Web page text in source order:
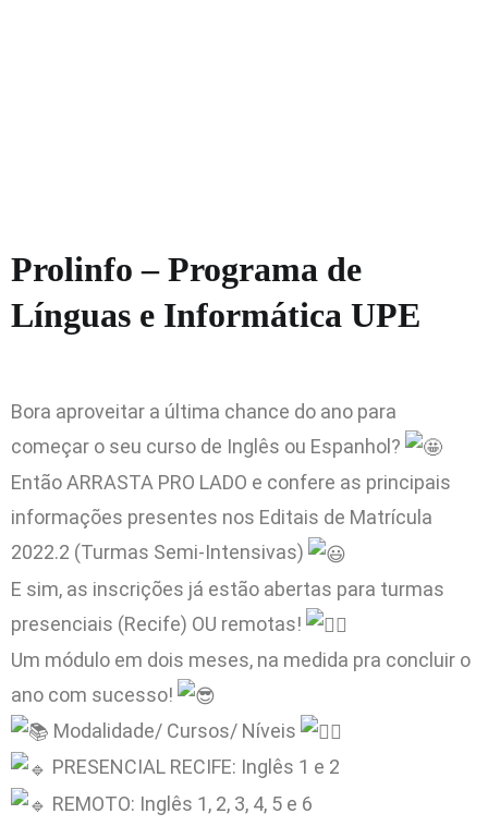
Prolinfo – Programa de
Línguas e Informática UPE
Bora aproveitar a última chance do ano para
começar o seu curso de Inglês ou Espanhol?
Então ARRASTA PRO LADO e confere as principais
informações presentes nos Editais de Matrícula
2022.2 (Turmas Semi-Intensivas)
E sim, as inscrições já estão abertas para turmas
presenciais (Recife) OU remotas!
Um módulo em dois meses, na medida pra concluir o
ano com sucesso!
Modalidade/ Cursos/ Níveis
PRESENCIAL RECIFE: Inglês 1 e 2
REMOTO: Inglês 1, 2, 3, 4, 5 e 6